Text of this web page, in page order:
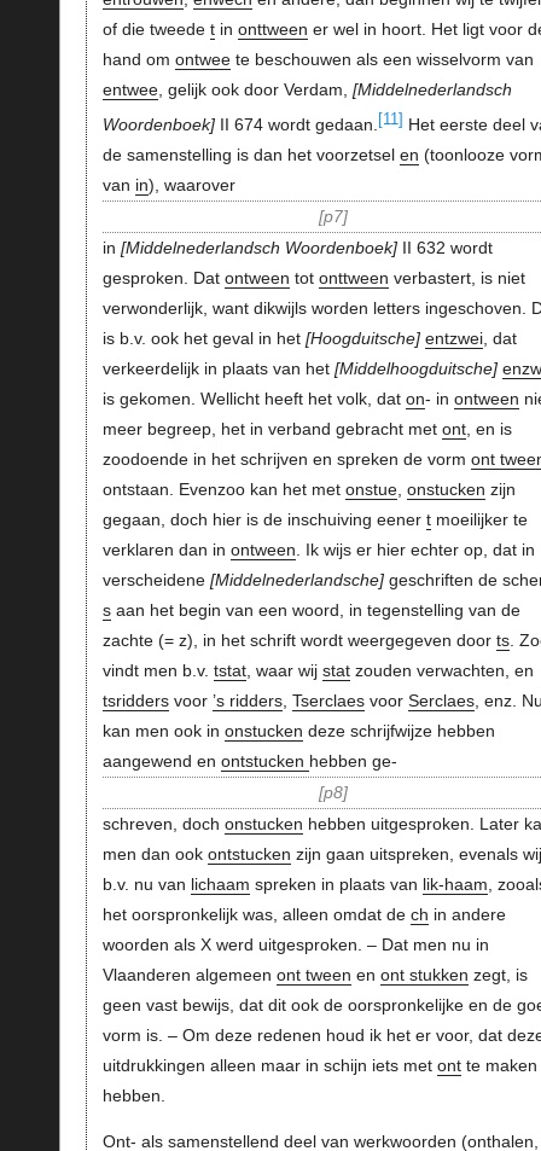
of die tweede tin onttween er wel in hoort. Het ligt voor
hand om ontweete beschouwen als een wisselvorm van
entwee, gelijk ook door Verdam,
Middelnederlandsch
Woordenboek II 674 wordt gedaan. [11]
Het eerste deel
de samenstelling is dan het voorzetsel en (toonlooze
van in), waarover
p7
in Middelnederlandsch Woordenboek II 632 wordt
gesproken. Dat ontween tot onttween verbastert, is niet
verwonderlijk, want dikwijls worden letters ingeschoven.
is b.v. ook het geval in het Hoogduitsche entzwei, dat
verkeerdelijk in plaats van het Middelhoogduitsche
is gekomen. Wellicht heeft het volk, dat on- in ontween
meer begreep, het in verband gebracht met ont, en is
zoodoende in het schrijven en spreken de vorm ont
ontstaan. Evenzoo kan het met onstue, onstucken zijn
gegaan, doch hier is de inschuiving eener tmoeilijker te
verklaren dan in ontween. Ik wijs er hier echter op, dat in
verscheidene Middelnederlandsche geschriften de
saan het begin van een woord, in tegenstelling van de
zachte (= z), in het schrift wordt weergegeven door ts.
vindt men b.v. tstat, waar wij statzouden verwachten, en
tsriddersvoor ’s ridders, Tserclaesvoor Serclaes, enz.
kan men ook in onstucken deze schrijfwijze hebben
aangewend en ontstucken hebben ge-
p8
schreven, doch onstucken hebben uitgesproken. Later
men dan ook ontstucken zijn gaan uitspreken, evenals wij
b.v. nu van lichaam spreken in plaats van lik-haam,
het oorspronkelijk was, alleen omdat de ch in andere
woorden als X werd uitgesproken. – Dat men nu in
Vlaanderen algemeen ont tween en ont stukken zegt, is
geen vast bewijs, dat dit ook de oorspronkelijke en de
vorm is. – Om deze redenen houd ik het er voor, dat
uitdrukkingen alleen maar in schijn iets met ontte maken
hebben.
Ont- als samenstellend deel van werkwoorden (onthalen,